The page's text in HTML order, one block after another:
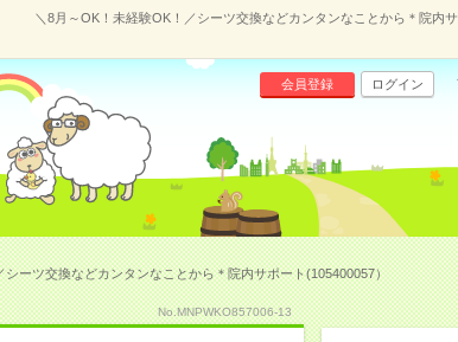
＼8月～OK！未経験OK！／シーツ交換などカンタンなことから＊院内
会員登録 ログイン
ーツ交換などカンタンなことから＊院内サポート(105400057）
No.MNPWKO857006-13